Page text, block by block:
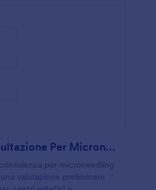
Modulo Di Consultazione Per Microneedling
per microneedling
valutazione preliminare